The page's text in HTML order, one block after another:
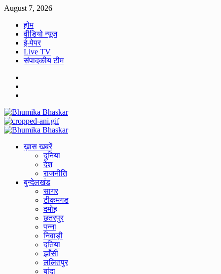
Skip
content
August 7, 2026
होम
वीडियो न्यूज
ई-पेपर
Live TV
संपादकीय टीम
Primary
ख़ास खबरें
दुनिया
देश
राजनीति
बुन्देलखंड
सागर
टीकमगड
दमोह
छतरपुर
पन्ना
निवाड़ी
दतिया
झाँसी
ललितपुर
बांदा